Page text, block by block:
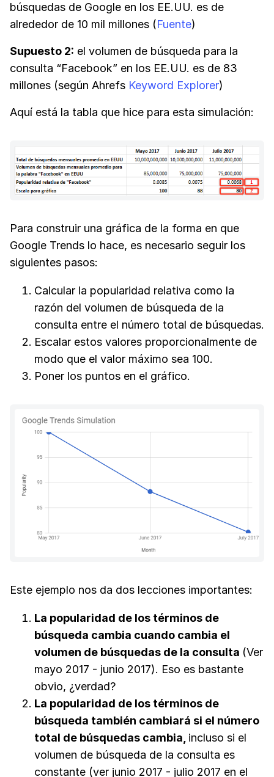
búsquedas de Google en los EE.UU. es de
alrededor de 10 mil millones (Fuente)
Supuesto 2: el volumen de búsqueda para la
consulta “Facebook” en los EE.UU. es de 83
millones (según Ahrefs Keyword Explorer)
Aquí está la tabla que hice para esta simulación:
Para construir una gráfica de la forma en que
Google Trends lo hace, es necesario seguir los
siguientes pasos:
Calcular la popularidad relativa como la
razón del volumen de búsqueda de la
consulta entre el número total de búsquedas.
Escalar estos valores proporcionalmente de
modo que el valor máximo sea 100.
Poner los puntos en el gráfico.
Este ejemplo nos da dos lecciones importantes:
La popularidad de los términos de
búsqueda cambia cuando cambia el
volumen de búsquedas de la consulta (Ver
mayo 2017 - junio 2017). Eso es bastante
obvio, ¿verdad?
La popularidad de los términos de
búsqueda también cambiará si el número
total de búsquedas cambia, incluso si el
volumen de búsqueda de la consulta es
constante (ver junio 2017 - julio 2017 en el